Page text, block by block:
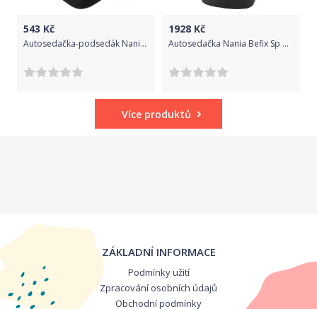
543 Kč
Autosedačka-podsedák Nania Topo CAMO stone, Multicolor
1928 Kč
Autosedačka Nania Befix Sp Minnie 2020, Dle obrázku
Více produktů
ZÁKLADNÍ INFORMACE
Podmínky užití
Zpracování osobních údajů
Obchodní podmínky